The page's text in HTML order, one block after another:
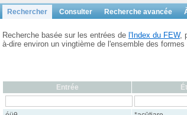
Rechercher Consulter Recherche avancée
Recherche basée sur les entrées de l'Index du FEW,
à-dire environ un vingtième de l'ensemble des formes
Entrée